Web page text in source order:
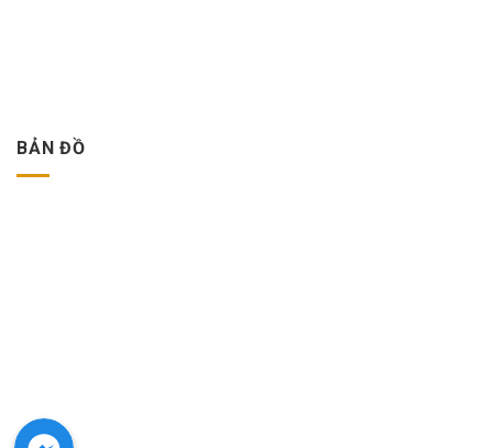
BẢN ĐỒ
Facebook Messenger
Facebook Messenger